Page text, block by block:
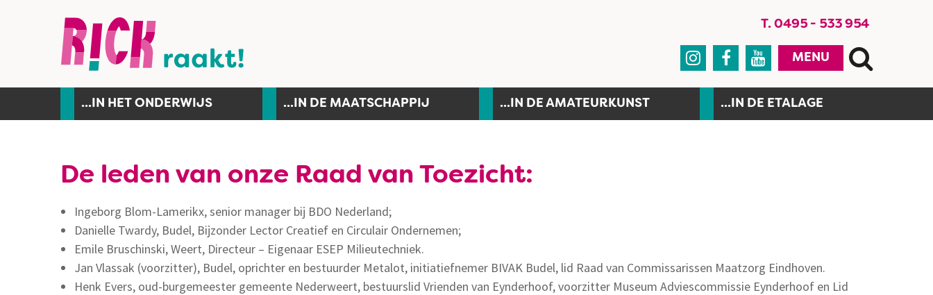
T. 0495 - 533 954
   MENU
...IN HET ONDERWIJS ...IN DE MAATSCHAPPIJ ...IN DE AMATEURKUNST ...IN DE ETALAGE
De leden van onze Raad van Toezicht:
Ingeborg Blom-Lamerikx, senior manager bij BDO Nederland;
Danielle Twardy, Budel, Bijzonder Lector Creatief en Circulair Ondernemen;
Emile Bruschinski, Weert, Directeur – Eigenaar ESEP Milieutechniek.
Jan Vlassak (voorzitter), Budel, oprichter en bestuurder Metalot, initiatiefnemer BIVAK Budel, lid Raad van Commissarissen Maatzorg Eindhoven.
Henk Evers, oud-burgemeester gemeente Nederweert, bestuurslid Vrienden van Eynderhoof, voorzitter Museum Adviescommissie Eynderhoof en Lid